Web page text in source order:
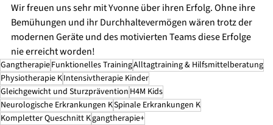
Wir freuen uns sehr mit Yvonne über ihren Erfolg. Ohne ihre
Bemühungen und ihr Durchhaltevermögen wären trotz der
modernen Geräte und des motivierten Teams diese Erfolge
nie erreicht worden!
GangtherapieFunktionelles TrainingAlltagtraining & Hilfsmittelberatung
Physiotherapie KIntensivtherapie Kinder
Gleichgewicht und Sturzprävention H4M Kids
Neurologische Erkrankungen KSpinale Erkrankungen K
Kompletter Queschnitt Kgangtherapie+